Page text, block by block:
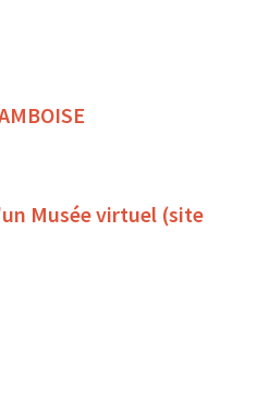
Astronomie en Val d’AMBOISE
Musée virtuel (site